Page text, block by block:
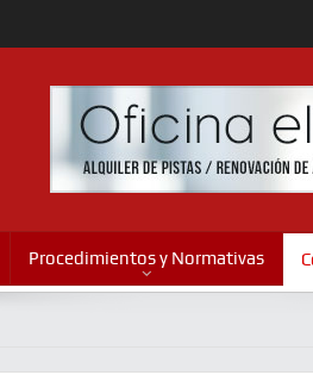
Procedimientos y Normativas